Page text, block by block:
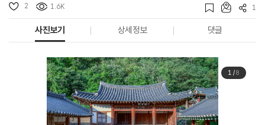
2 1.6K 1
사진보기 상세정보 댓글
1/8